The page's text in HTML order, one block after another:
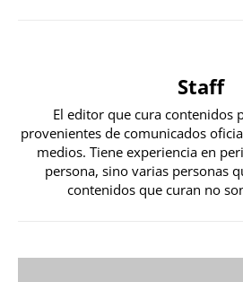
Staff
El editor que cura contenidos
provenientes de comunicados
medios. Tiene experiencia en
persona, sino varias personas
contenidos que curan no